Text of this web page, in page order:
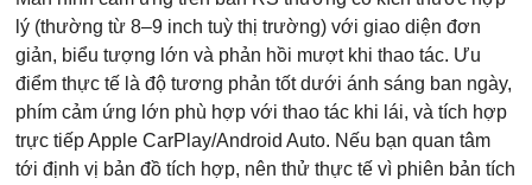
lý (thường từ 8–9 inch tuỳ thị trường) với giao diện đơn
giản, biểu tượng lớn và phản hồi mượt khi thao tác. Ưu
điểm thực tế là độ tương phản tốt dưới ánh sáng ban ngày,
phím cảm ứng lớn phù hợp với thao tác khi lái, và tích hợp
trực tiếp Apple CarPlay/Android Auto. Nếu bạn quan tâm
tới định vị bản đồ tích hợp, nên thử thực tế vì phiên bản tích